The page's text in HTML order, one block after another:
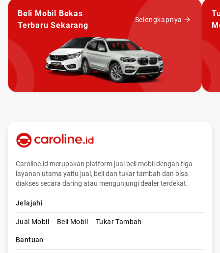
Beli Mobil Bekas
Terbaru Sekarang
Selengkapnya
Caroline.id merupakan platform jual beli mobil dengan tiga
layanan utama yaitu jual, beli dan tukar tambah dan bisa
diakses secara daring atau mengunjungi dealer terdekat.
Jelajahi
Jual Mobil Beli Mobil Tukar Tambah
Bantuan